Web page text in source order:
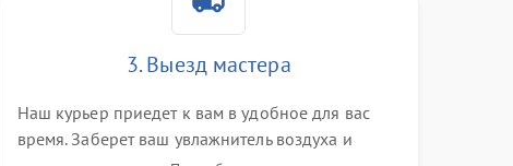
3. Выезд мастера
Наш курьер приедет к вам в удобное для вас
время. Заберет ваш увлажнитель воздуха и